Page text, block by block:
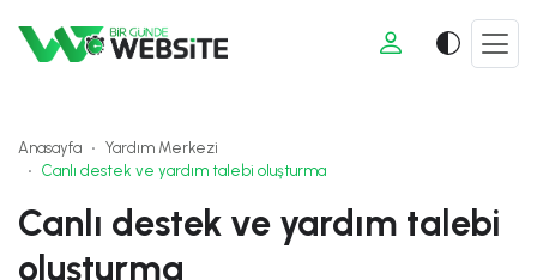
Anasayfa
Yardım Merkezi
Canlı destek ve yardım talebi oluşturma
Canlı destek ve yardım talebi
oluşturma